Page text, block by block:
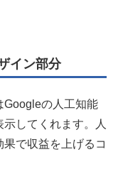
イン部分
Googleの人工知能
してくれます。人
で収益を上げるコ